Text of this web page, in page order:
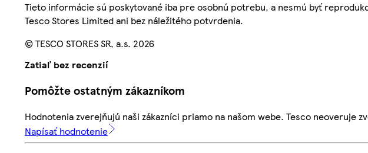
Tieto informácie sú poskytované iba pre osobnú potrebu, a nesmú byť
Tesco Stores Limited ani bez náležitého potvrdenia.
© TESCO STORES SR, a.s. 2026
Zatiaľ bez recenzií
Pomôžte ostatným zákazníkom
Hodnotenia zverejňujú naši zákazníci priamo na našom webe. Tesco neoveruje
Napísať hodnotenie